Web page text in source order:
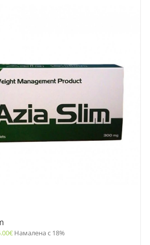
€ Намалена с 18%